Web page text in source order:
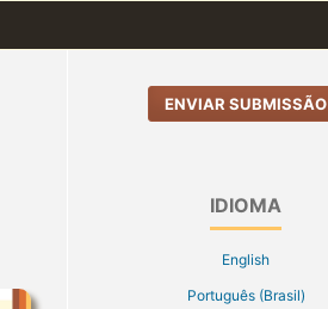
ENVIAR SUBMISSÃO
IDIOMA
English
Português (Brasil)